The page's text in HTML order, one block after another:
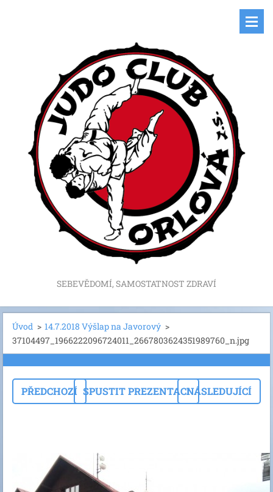
SEBEVĚDOMÍ, SAMOSTATNOST ZDRAVÍ
Úvod > 14.7.2018 Výšlap na Javorový >
37104497_1966222096724011_2667803624351989760_n.jpg
PŘEDCHOZÍ SPUSTIT PREZENTACINÁSLEDUJÍCÍ